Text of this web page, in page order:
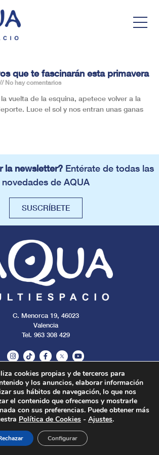
que te fascinarán esta primavera
No hay comentarios
vuelta de la esquina, apetece volver a la
Luce el sol y nos entran unas ganas
la newsletter? Entérate de todas las
novedades de AQUA
SUSCRÍBETE
C. Menorca 19, 46023
Valencia
Tel. 963 308 429
los derechos reservados. 2024.
Cookies Privacidad
cookies propias y de terceros para
y los anuncios, elaborar información
sus hábitos de navegación, lo que nos
el contenido que ofrecemos y mostrarle
con sus preferencias. Puede obtener más
Política de Cookies - Ajustes.
Configurar